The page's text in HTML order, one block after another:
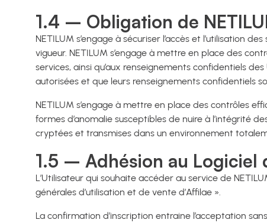
1.4 – Obligation de
NETILUM s’engage à sécuriser l’accès et l’utilisation
vigueur. NETILUM s’engage à mettre en place des
services, ainsi qu’aux renseignements confidentiels
autorisées et que leurs renseignements confidentiels
NETILUM s’engage à mettre en place des contrôles
formes d’anomalie susceptibles de nuire à l’intégrité
cryptées et transmises dans un environnement
1.5 – Adhésion au Logiciel
L’Utilisateur qui souhaite accéder au service de
générales d’utilisation et de vente d’Affilae ».
La confirmation d’inscription entraine l’acceptation